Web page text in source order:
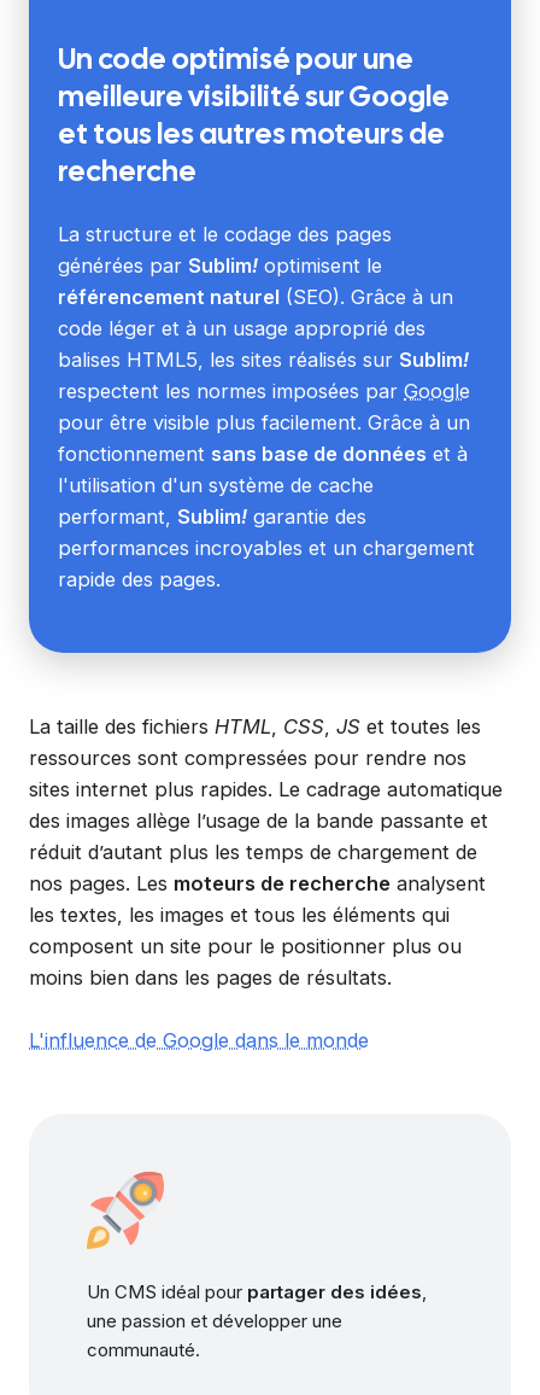
Un code optimisépour une
meilleure visibilité sur Google
et tous les autres moteurs de
recherche
La structure et le codage des pages
générées par Sublim! optimisent le
référencement naturel (SEO). Grâce à un
code léger et à un usage approprié des
balises HTML5, les sites réalisés sur Sublim!
respectent les normes imposées par Google
pour être visible plus facilement. Grâce à un
fonctionnement sans base de données et à
l'utilisation d'un système de cache
performant, Sublim! garantie des
performances incroyables et un chargement
rapide des pages.
La taille des fichiers HTML, CSS, JS et toutes les
ressources sont compressées pour rendre nos
sites internet plus rapides. Le cadrage automatique
des images allège l’usage de la bande passante et
réduit d’autant plus les temps de chargement de
nos pages. Les moteurs de recherche analysent
les textes, les images et tous les éléments qui
composent un site pour le positionner plus ou
moins bien dans les pages de résultats.
L'influence de Google dans le monde
Un CMS idéal pour partager des idées,
une passion et développer une
communauté.